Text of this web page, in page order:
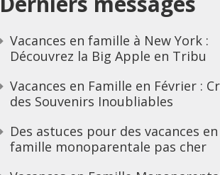
Vacances en famille à New York :
Découvrez la Big Apple en Tribu
Vacances en Famille en Février :
des Souvenirs Inoubliables
Des astuces pour des vacances en
famille monoparentale pas cher